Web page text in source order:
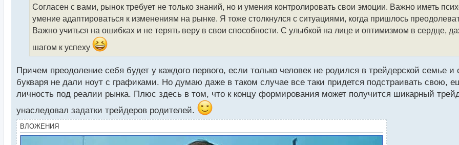
н
ы
й
п
о
т
Согласен с вами, рынок требует не только знаний, но и умения контролировать свои эмоции. Важно иметь
умение адаптироваться к изменениям на рынке. Я тоже столкнулся с ситуациями, когда пришлось
Важно учиться на ошибках и не терять веру в свои способности. С улыбкой на лице и оптимизмом в сердце,
шагом к успеху
Причем преодоление себя будет у каждого первого, если только человек не родился в трейдерской семье
букваря не дали ноут с графиками. Но думаю даже в таком случае все таки придется подстраивать свою,
личность под реалии рынка. Плюс здесь в том, что к концу формирования может получится шикарный
унаследовал задатки трейдеров родителей.
ВЛОЖЕНИЯ